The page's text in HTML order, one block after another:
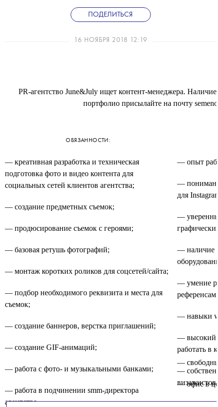
ПОДЕЛИТЬСЯ
16 НОЯБРЯ 2018 12:19
PR-агентство June&July ищет контент-менеджера.
портфолио присылайте на почту
ОБЯЗАННОСТИ:
— креативная разработка и техническая
подготовка фото и видео контента для
социальных сетей клиентов агентства;
— создание предметных съемок;
— продюсирование съемок с героями;
— базовая ретушь фотографий;
— монтаж коротких роликов для соцсетей/сайта;
— подбор необходимого реквизита и места для
съемок;
— создание баннеров, верстка приглашений;
— создание GIF-анимаций;
— работа с фото- и музыкальными банками;
— работа в подчинении smm-директора
агентства.
— опыт
—
для
—
— наличие
— умение
референсам;
— навыки
— высокий
работать в
—
—
— офис в